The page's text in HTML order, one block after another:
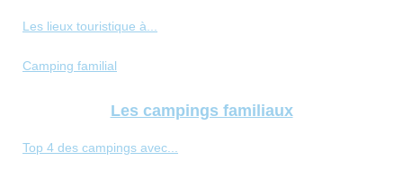
Les lieux touristique à...
Camping familial
Les campings familiaux
Top 4 des campings avec...